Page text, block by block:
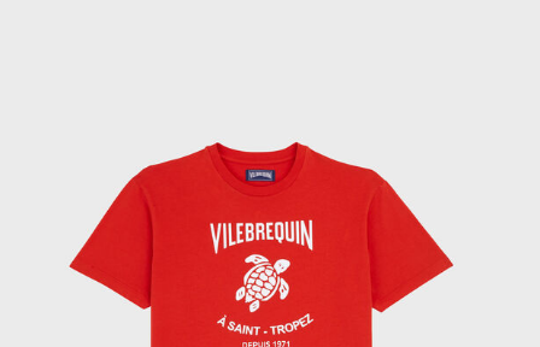
Classique ultra-léger
Brodés Edition Numérotée
Ceinture plate
Le Court
Le Long
T-shirts Anti UV
Slips de bain